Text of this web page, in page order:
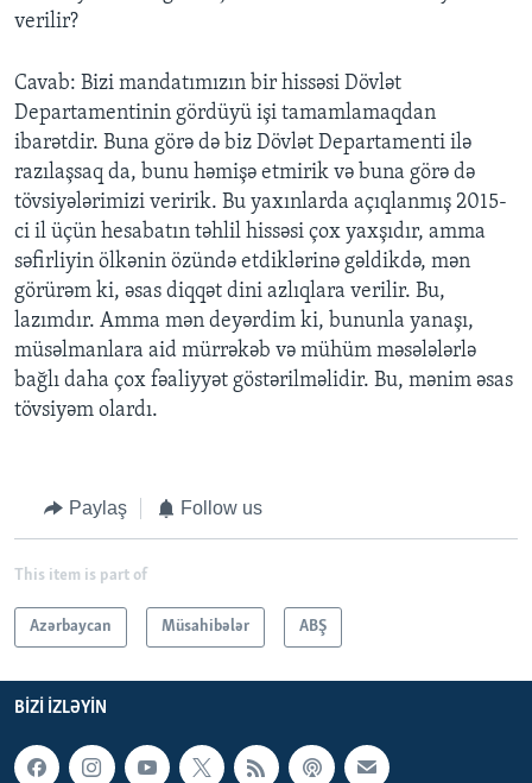
verilir?
Cavab: Bizi mandatımızın bir hissəsi Dövlət
Departamentinin gördüyü işi tamamlamaqdan
ibarətdir. Buna görə də biz Dövlət Departamenti ilə
razılaşsaq da, bunu həmişə etmirik və buna görə də
tövsiyələrimizi veririk. Bu yaxınlarda açıqlanmış 2015-
ci il üçün hesabatın təhlil hissəsi çox yaxşıdır, amma
səfirliyin ölkənin özündə etdiklərinə gəldikdə, mən
görürəm ki, əsas diqqət dini azlıqlara verilir. Bu,
lazımdır. Amma mən deyərdim ki, bununla yanaşı,
müsəlmanlara aid mürrəkəb və mühüm məsələlərlə
bağlı daha çox fəaliyyət göstərilməlidir. Bu, mənim əsas
tövsiyəm olardı.
Paylaş Follow us
This item is part of
Azərbaycan Müsahibələr ABŞ
BIZI IZLƏYIN